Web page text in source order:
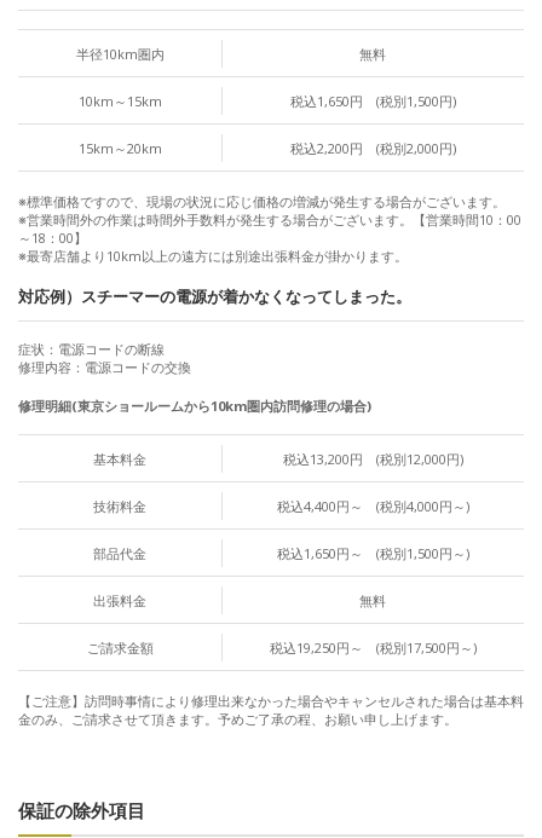
半径10km圏内 無料
10km～15km 税込1,650円 (税別1,500円)
15km～20km 税込2,200円 (税別2,000円)
※標準価格ですので、現場の状況に応じ価格の増減が発生する場合がございます。
※営業時間外の作業は時間外手数料が発生する場合がございます。【営業時間10：00
～18：00】
※最寄店舗より10km以上の遠方には別途出張料金が掛かります。
対応例）スチーマーの電源が着かなくなってしまった。
症状：電源コードの断線
修理内容：電源コードの交換
修理明細(東京ショールームから10km圏内訪問修理の場合)
基本料金 税込13,200円 (税別12,000円)
技術料金 税込4,400円～ (税別4,000円～)
部品代金 税込1,650円～ (税別1,500円～)
出張料金 無料
ご請求金額 税込19,250円～ (税別17,500円～)
【ご注意】訪問時事情により修理出来なかった場合やキャンセルされた場合は基本料
金のみ、ご請求させて頂きます。予めご了承の程、お願い申し上げます。
保証の除外項目